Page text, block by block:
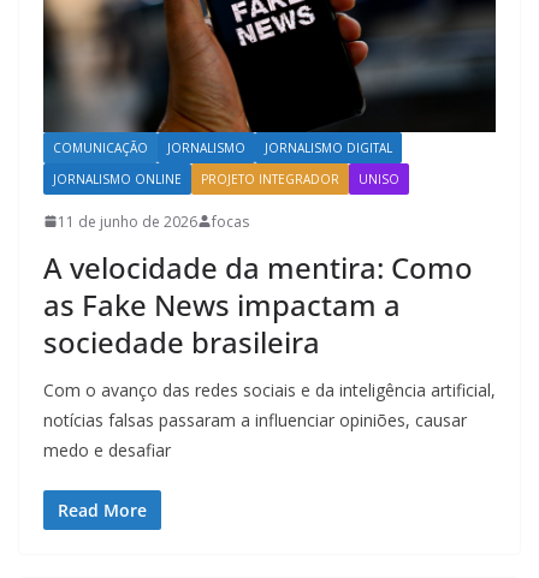
COMUNICAÇÃO JORNALISMO
JORNALISMO DIGITAL
JORNALISMO ONLINE
PROJETO INTEGRADOR UNISO
11 de junho de 2026 focas
A velocidade da mentira: Como
as Fake News impactam a
sociedade brasileira
Com o avanço das redes sociais e da inteligência artificial,
notícias falsas passaram a influenciar opiniões, causar
medo e desafiar
Read More